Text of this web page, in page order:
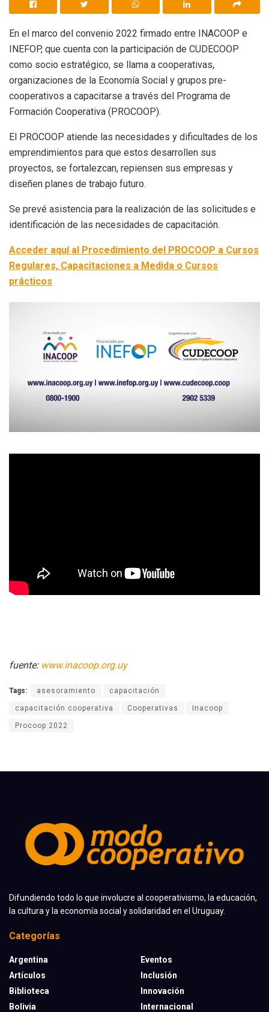
En el marco del convenio 2022 firmado entre INACOOP e
INEFOP, que cuenta con la participación de CUDECOOP
como socio estratégico, se llama a cooperativas,
organizaciones de la Economía Social y grupos pre-
cooperativos a capacitarse a través del Programa de
Formación Cooperativa (PROCOOP).
El PROCOOP atiende las necesidades y dificultades de los
emprendimientos para que estos desarrollen sus
proyectos, se fortalezcan, repiensen sus empresas y
diseñen planes de trabajo futuro.
Se prevé asistencia para la realización de las solicitudes e
identificación de las necesidades de capacitación.
Acceder aquí al Procedimiento del PROCOOP a Cursos
Regulares, Capacitaciones a Medida o Cursos
prácticos
fuente: www.inacoop.org.uy
Tags: asesoramiento capacitación
capacitación cooperativa Cooperativas Inacoop
Procoop 2022
Difundiendo todo lo que involucre al cooperativismo, la educación,
la cultura y la economía social y solidaridad en el Uruguay.
Categorías
Argentina
Artículos
Biblioteca
Bolivia
Eventos
Inclusión
Innovación
Internacional